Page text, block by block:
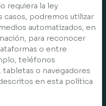
requiera la ley
casos, podremos utilizar
automatizados, en
para reconocer
o entre
teléfonos
o navegadores
en esta política